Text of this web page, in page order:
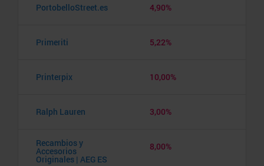
PortobelloStreet.es 4,90%
Primeriti 5,22%
Printerpix 10,00%
Ralph Lauren 3,00%
Recambios y
Accesorios
Originales | AEG ES
8,00%